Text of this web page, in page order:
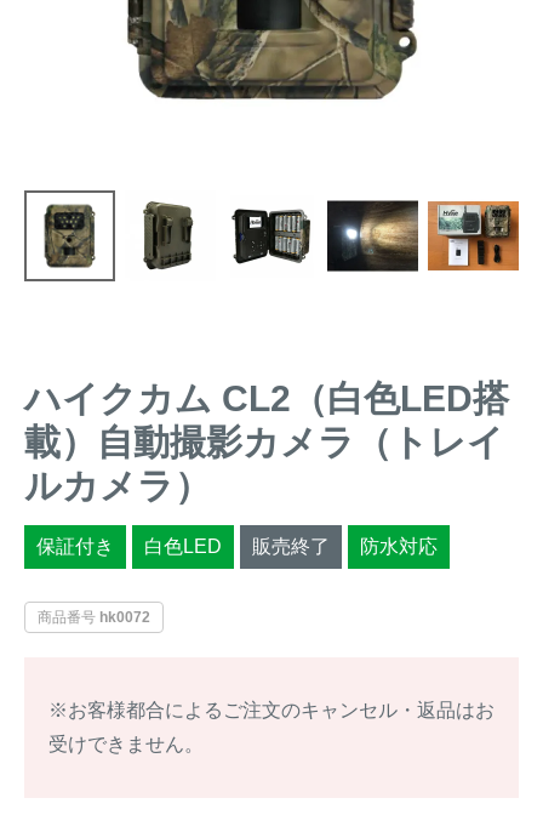
ハイクカム CL2（白色LED搭
載）自動撮影カメラ（トレイ
ルカメラ）
保証付き 白色LED 販売終了 防水対応
商品番号 hk0072
※お客様都合によるご注文のキャンセル・返品はお
受けできません。
屋外防犯・監視カメ
（SDカード録画）
金網柵
ュ柵等）
箱わな
（イノシシ・シ
くくり罠（イノシシ・
シカ等）
忌避用品
漁網
対象動物から選ぶ
動物の種類から対策商品を選ぶ
イノシシ対策
シカ対策
サル対策
キツネ対策